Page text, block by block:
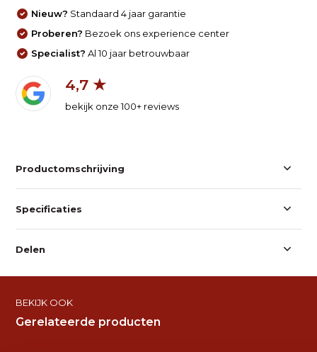
Nieuw? Standaard 4 jaar garantie
Proberen? Bezoek ons experience center
Specialist? Al 10 jaar betrouwbaar
4,7 ★
bekijk onze 100+ reviews
Productomschrijving
Specificaties
Delen
BEKIJK OOK
Gerelateerde producten